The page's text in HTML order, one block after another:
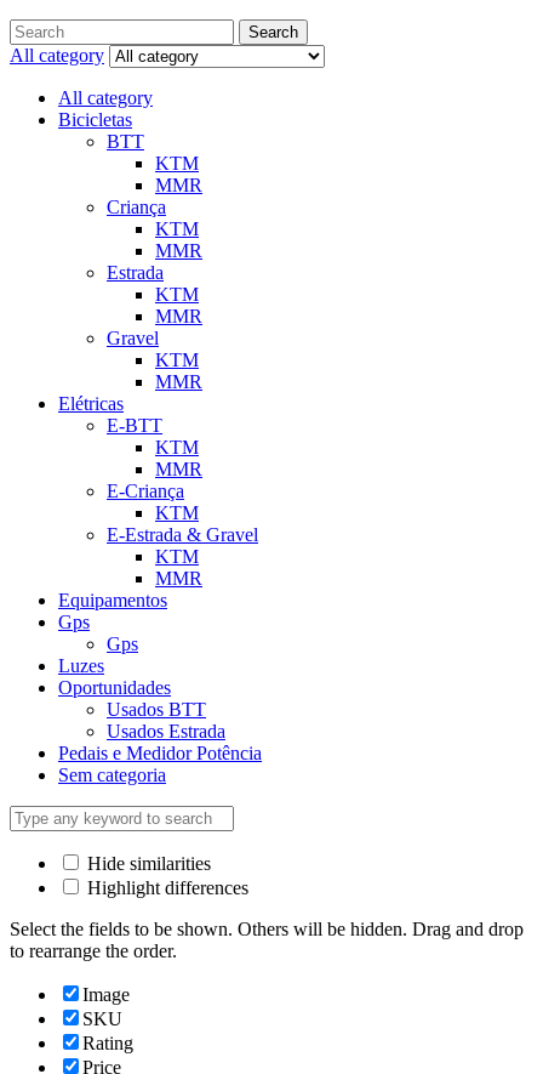
Search
All category
All category
Bicicletas
BTT
KTM
MMR
Criança
KTM
MMR
Estrada
KTM
MMR
Gravel
KTM
MMR
Elétricas
E-BTT
KTM
MMR
E-Criança
KTM
E-Estrada & Gravel
KTM
MMR
Equipamentos
Gps
Gps
Luzes
Oportunidades
Usados BTT
Usados Estrada
Pedais e Medidor Potência
Sem categoria
Hide similarities
Highlight differences
Select the fields to be shown. Others will be hidden. Drag and drop
to rearrange the order.
Image
SKU
Rating
Price